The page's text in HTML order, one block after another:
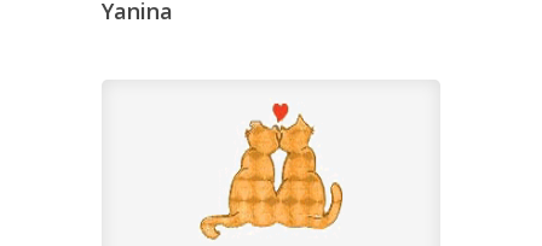
Yanina